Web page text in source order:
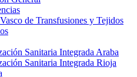
de Transfusiones y Tejidos
Sanitaria Integrada Araba
Sanitaria Integrada Rioja